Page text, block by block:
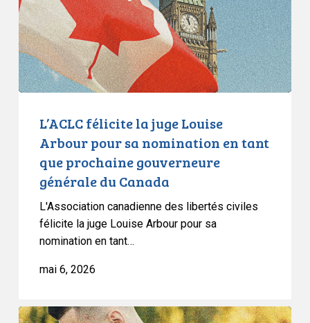
Arbour
pour
sa
nomination
en
gouverneure
générale
Canada
L’ACLC félicite la juge Louise
Arbour pour sa nomination en tant
que prochaine gouverneure
générale du Canada
L'Association canadienne des libertés civiles
félicite la juge Louise Arbour pour sa
nomination en tant…
mai 6, 2026
L’ACLC